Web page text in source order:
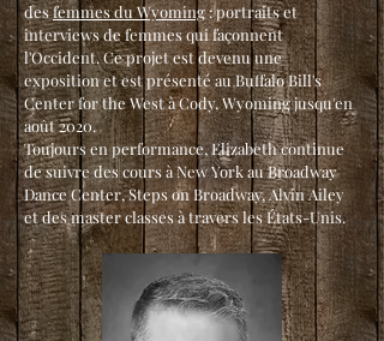
desfemmes du Wyoming: portraits et
interviews de femmes qui façonnent
l'Occident. Ce projet est devenu une
exposition et est présenté au Buffalo Bill's
Center for the West à Cody, Wyoming jusqu'en
août 2020.
Toujours en performance, Elizabeth continue
de suivre des cours à New York au Broadway
Dance Center, Steps on Broadway, Alvin Ailey
et des master classes à travers les États-Unis.